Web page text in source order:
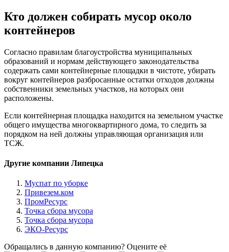
Кто должен собирать мусор около
контейнеров
Согласно правилам благоустройства муниципальных
образований и нормам действующего законодательства
содержать сами контейнерные площадки в чистоте, убирать
вокруг контейнеров разбросанные остатки отходов должны
собственники земельных участков, на которых они
расположены.
Если контейнерная площадка находится на земельном участке
общего имущества многоквартирного дома, то следить за
порядком на ней должны управляющая организация или
ТСЖ.
Другие компании Липецка
Муспат по уборке
Привезем.ком
ПромРесурс
Точка сбора мусора
Точка сбора мусора
ЭКО-Ресурс
Обращались в данную компанию? Оцените её